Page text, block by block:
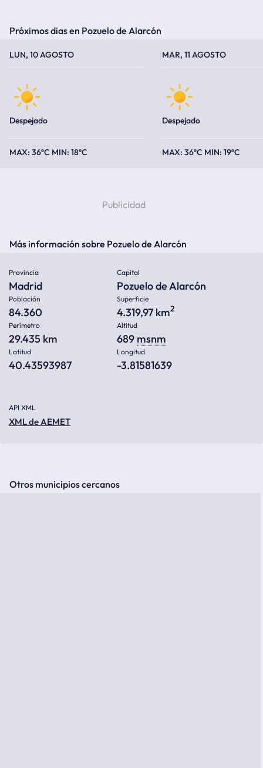
Próximos dias en Pozuelo de Alarcón
LUN, 10 AGOSTO
Despejado
36ºC 18ºC
MAR, 11 AGOSTO
Despejado
36ºC 19ºC
Más información sobre Pozuelo de Alarcón
Provincia
Madrid
Capital
Pozuelo de Alarcón
Población
84.360
Superficie
4.319,97 km2
Perímetro
29.435 km
Altitud
689 msnm
Latitud
40.43593987
Longitud
-3.81581639
API XML
XML de AEMET
Otros municipios cercanos